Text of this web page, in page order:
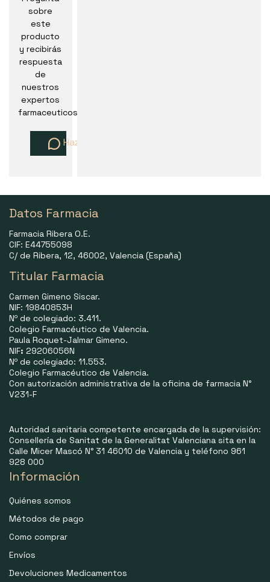
sobre
este
producto
y recibirás
respuesta
de
nuestros
expertos
farmaceuticos
Haz una pregunta
Datos Farmacia
Farmacia Ribera O.E.
CIF: E44755098
C/ de Ribera, 12, 46002, Valencia (España)
Titular Farmacia
Carmen Gimeno Siscar.
NIF: 19840853H
Nº de colegiado: 3.411.
Colegio Farmacéutico de Valencia.
Paula Roquet-Jalmar Gimeno.
NIF: 29206056N
Nº de colegiado: 11.553.
Colegio Farmacéutico de Valencia.
Con autorización administrativa de la oficina de farmacia N°
V231-F
Autoridad sanitaria competente encargada de la supervisión:
Consellería de Sanitat de la Generalitat Valenciana sita en la
Calle Micer Mascó N° 31 46010 de Valencia y teléfono 961
928 000
Información
Quiénes somos
Métodos de pago
Como comprar
Envíos
Devoluciones Medicamentos